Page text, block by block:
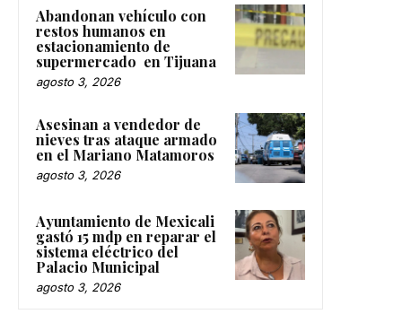
Abandonan vehículo con
restos humanos en
estacionamiento de
supermercado en Tijuana
agosto 3, 2026
Asesinan a vendedor de
nieves tras ataque armado
en el Mariano Matamoros
agosto 3, 2026
Ayuntamiento de Mexicali
gastó 15 mdp en reparar el
sistema eléctrico del
Palacio Municipal
agosto 3, 2026